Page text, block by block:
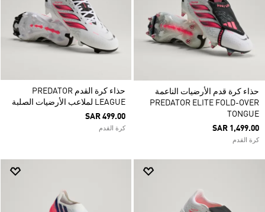
حذاء كرة قدم الأرضيات الناعمة
PREDATOR ELITE FOLD-OVER
TONGUE
SAR 1,499.00
كرة القدم
حذاء كرة القدم PREDATOR
LEAGUE لملاعب الأرضيات الصلبة
SAR 499.00
كرة القدم